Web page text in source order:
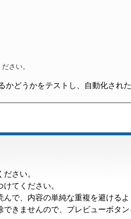
さい。
かどうかをテストし、自動化され
さい。
てください。
で、内容の単純な重複を避けるよ
きませんので、プレビューボタ